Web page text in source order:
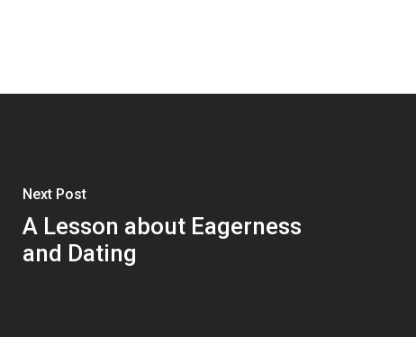
Next Post
A Lesson about Eagerness
and Dating